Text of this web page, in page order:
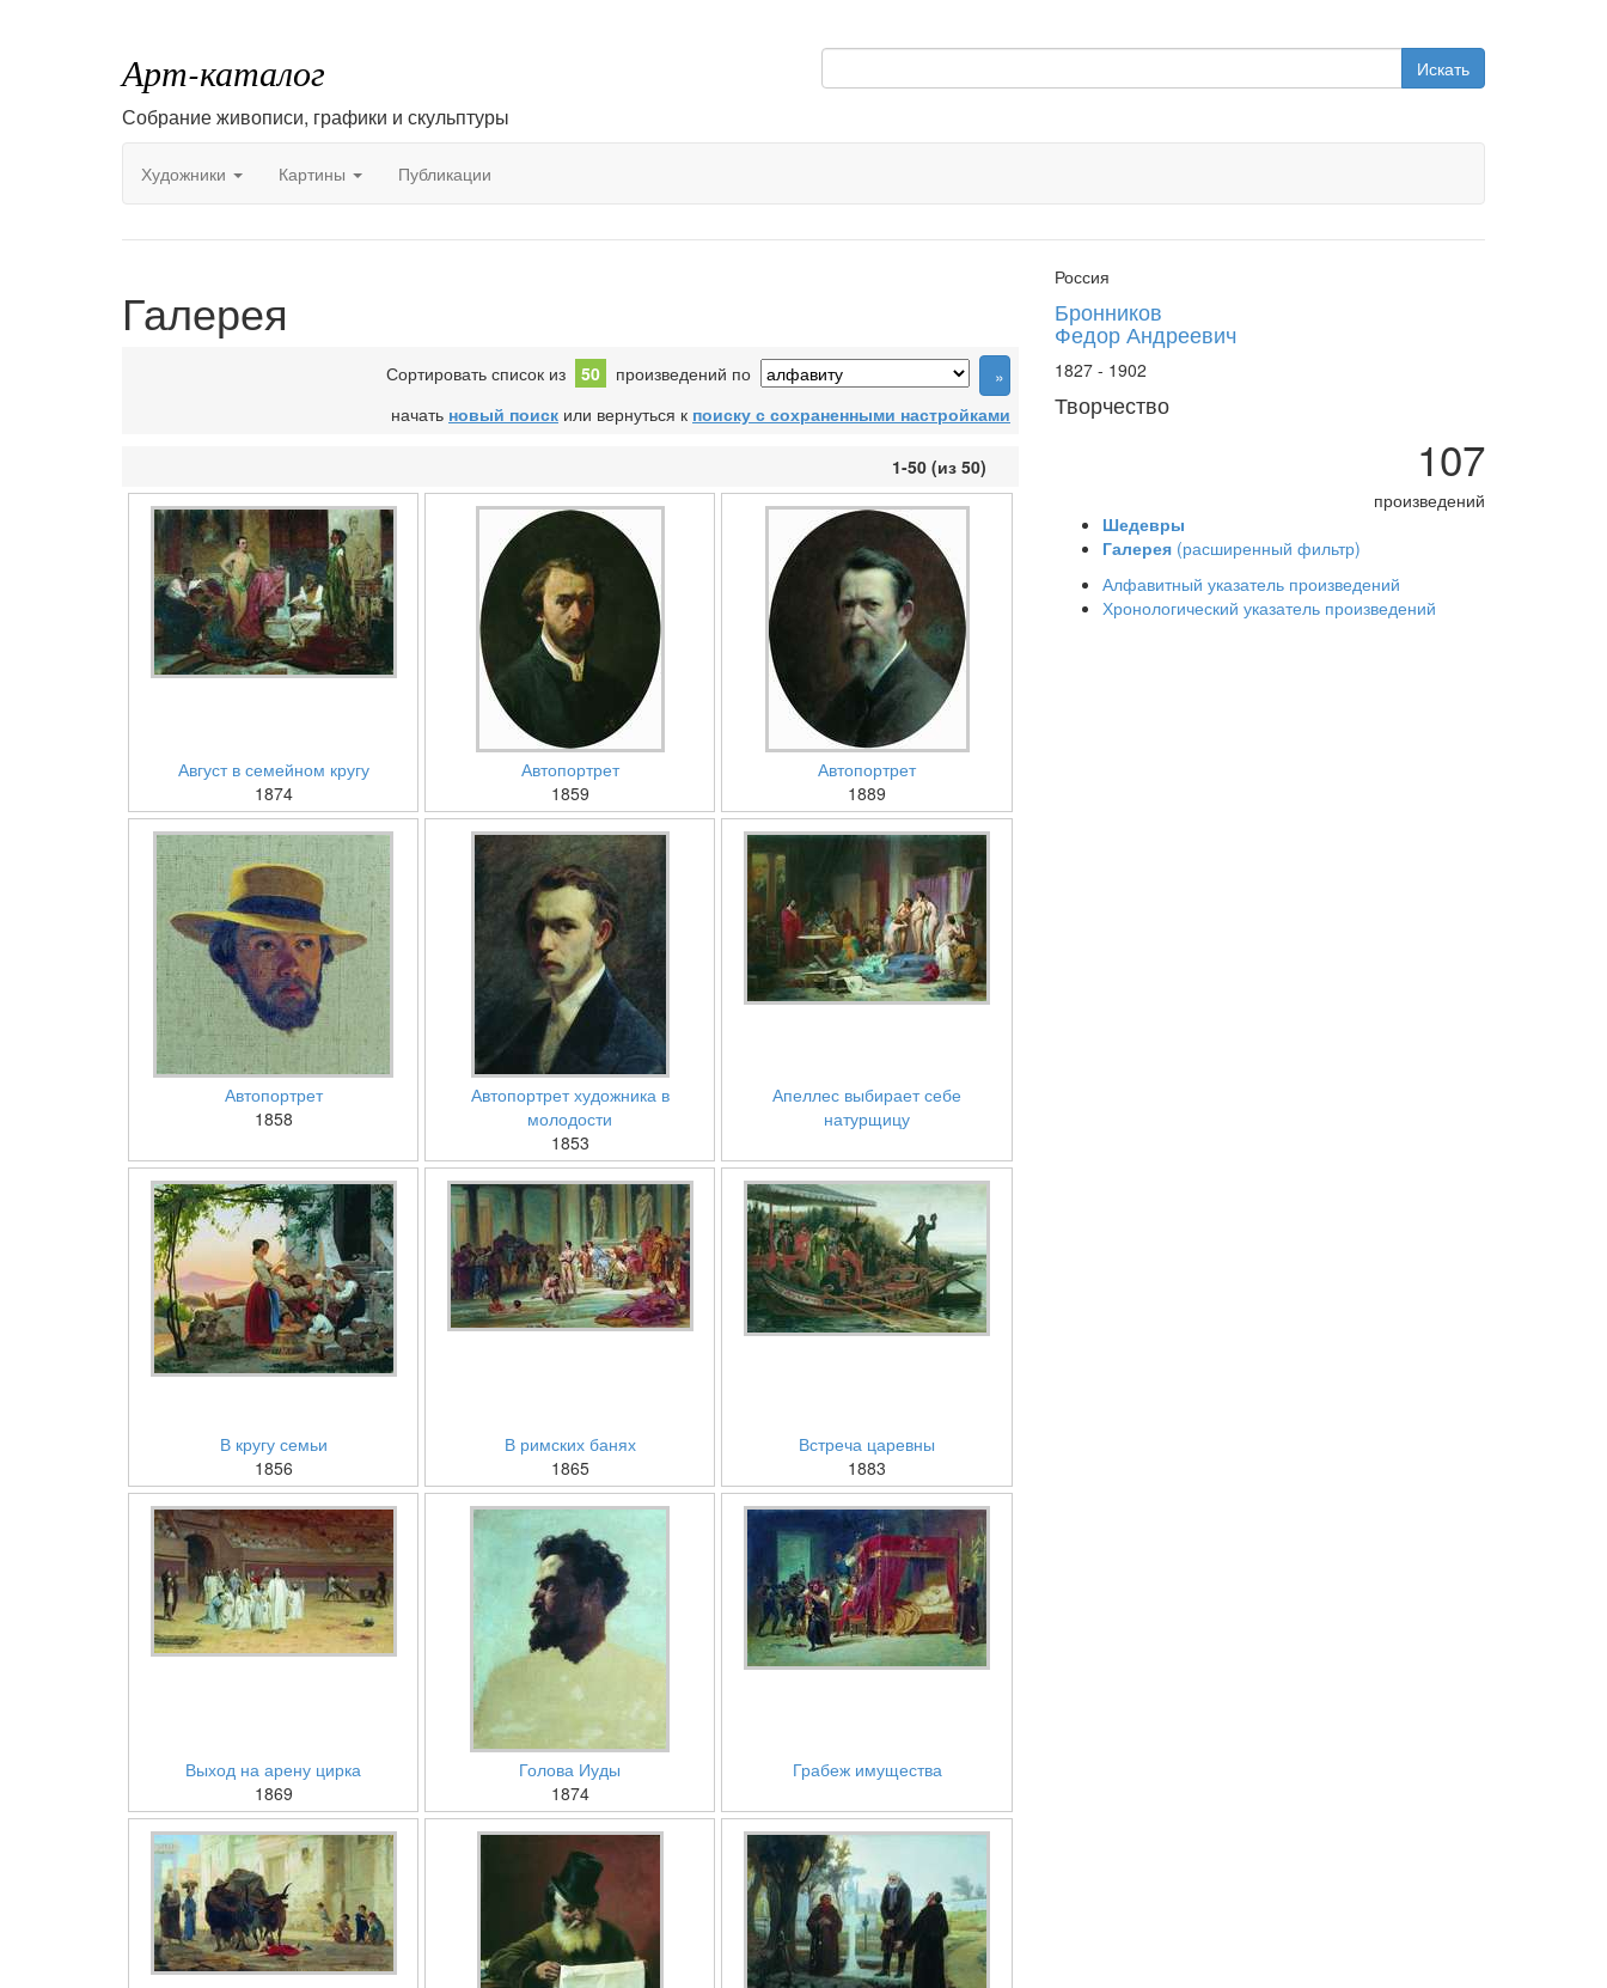
Арт-каталог
Собрание живописи, графики и скульптуры
Искать
Художники Картины Публикации
Галерея
Сортировать список из 50
произведений по
начать новый поиск или вернуться к поиску с сохраненными настройками
1-50 (из 50)
Август в семейном кругу
1874
Автопортрет
1859
Автопортрет
1889
Автопортрет
1858
Автопортрет художника в
молодости
1853
Апеллес выбирает себе
натурщицу
В кругу семьи
1856
В римских банях
1865
Встреча царевны
1883
Выход на арену цирка
1869
Голова Иуды
1874
Грабеж имущества
Россия
Бронников
Федор Андреевич
1827 - 1902
Творчество
107
произведений
Шедевры
Галерея (расширенный фильтр)
Алфавитный указатель произведений
Хронологический указатель произведений